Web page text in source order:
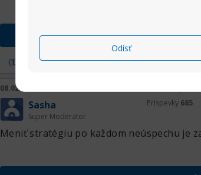
Odísť
P?i sa mi
08.02.2019, 09:57
Sasha
Super Moderator
Príspevky 685
Meniť stratégiu po každom neúspechu je